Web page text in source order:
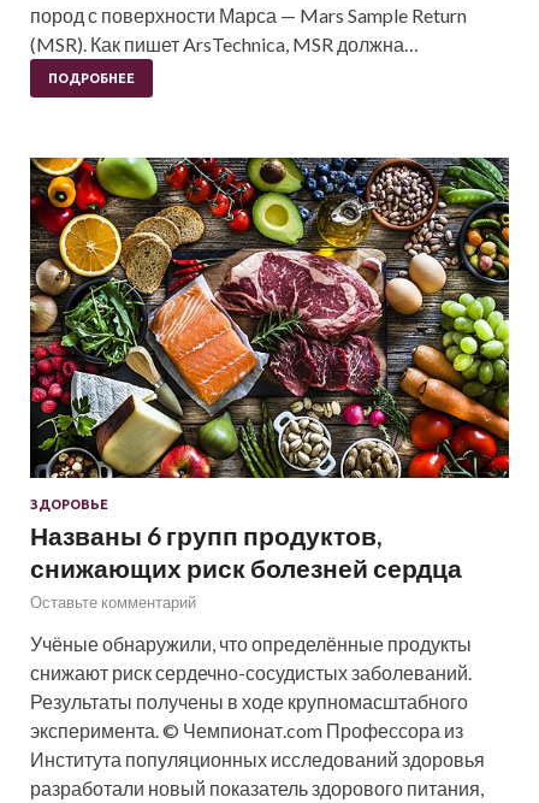
пород с поверхности Марса — Mars Sample Return
(MSR). Как пишет ArsTechnica, MSR должна…
ПОДРОБНЕЕ
ЗДОРОВЬЕ
Названы 6 групп продуктов,
снижающих риск болезней сердца
Оставьте комментарий
Учёные обнаружили, что определённые продукты
снижают риск сердечно-сосудистых заболеваний.
Результаты получены в ходе крупномасштабного
эксперимента. © Чемпионат.com Профессора из
Института популяционных исследований здоровья
разработали новый показатель здорового питания,